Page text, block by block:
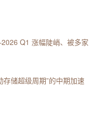
Q1 涨幅陡峭、被多家
存储超级周期”的中期加速